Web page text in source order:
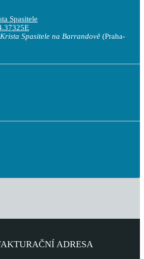
Spasitele
Spasitele na Barrandově (Praha-
ADRESA